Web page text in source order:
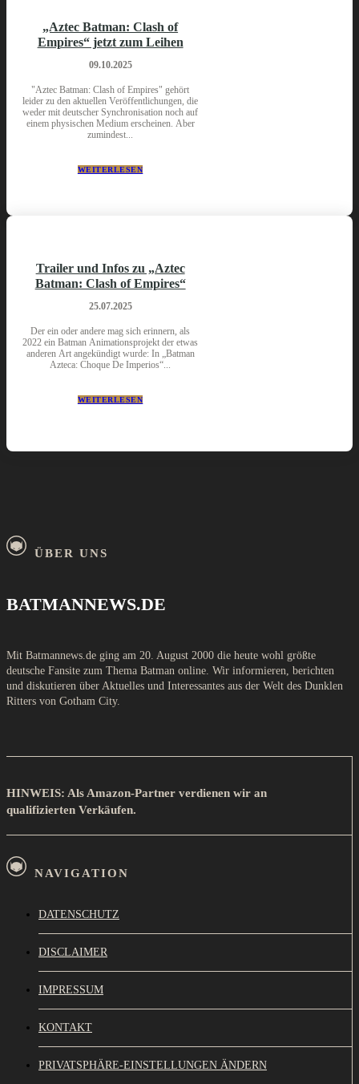
„Aztec Batman: Clash of
Empires“ jetzt zum Leihen
09.10.2025
"Aztec Batman: Clash of Empires" gehört
leider zu den aktuellen Veröffentlichungen, die
weder mit deutscher Synchronisation noch auf
einem physischen Medium erscheinen. Aber
zumindest...
WEITERLESEN
Trailer und Infos zu „Aztec
Batman: Clash of Empires“
25.07.2025
Der ein oder andere mag sich erinnern, als
2022 ein Batman Animationsprojekt der etwas
anderen Art angekündigt wurde: In „Batman
Azteca: Choque De Imperios“...
WEITERLESEN
ÜBER UNS
BATMANNEWS.DE
Mit Batmannews.de ging am 20. August 2000 die heute wohl größte
deutsche Fansite zum Thema Batman online. Wir informieren, berichten
und diskutieren über Aktuelles und Interessantes aus der Welt des Dunklen
Ritters von Gotham City.
HINWEIS: Als Amazon-Partner verdienen wir an
qualifizierten Verkäufen.
NAVIGATION
DATENSCHUTZ
DISCLAIMER
IMPRESSUM
KONTAKT
PRIVATSPHÄRE-EINSTELLUNGEN ÄNDERN